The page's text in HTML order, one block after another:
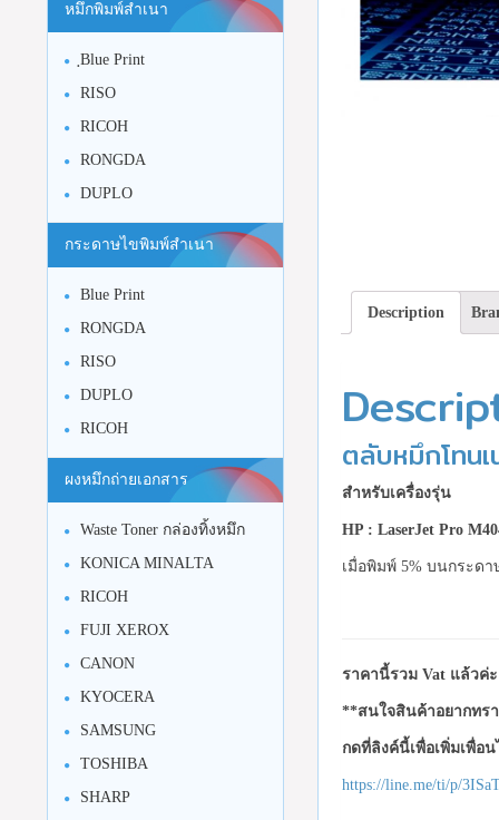
Description
ตลับหมึกโทน
สำหรับเครื่องรุ่น
HP : LaserJet Pro
เมื่อพิมพ์ 5% บนกระด
ราคานี้รวม Vat แล้วค่ะ
**สนใจสินค้าอยากทร
กดที่ลิงค์นี้เพื่อเพิ่มเพื่อ
https://line.me/ti/p/
หมึกพิมพ์สำเนา
ฺBlue Print
RISO
RICOH
RONGDA
DUPLO
กระดาษไขพิมพ์สำเนา
Blue Print
RONGDA
RISO
DUPLO
RICOH
ผงหมึกถ่ายเอกสาร
Waste Toner กล่องทิ้งหมึก
KONICA MINALTA
RICOH
FUJI XEROX
CANON
KYOCERA
SAMSUNG
TOSHIBA
SHARP